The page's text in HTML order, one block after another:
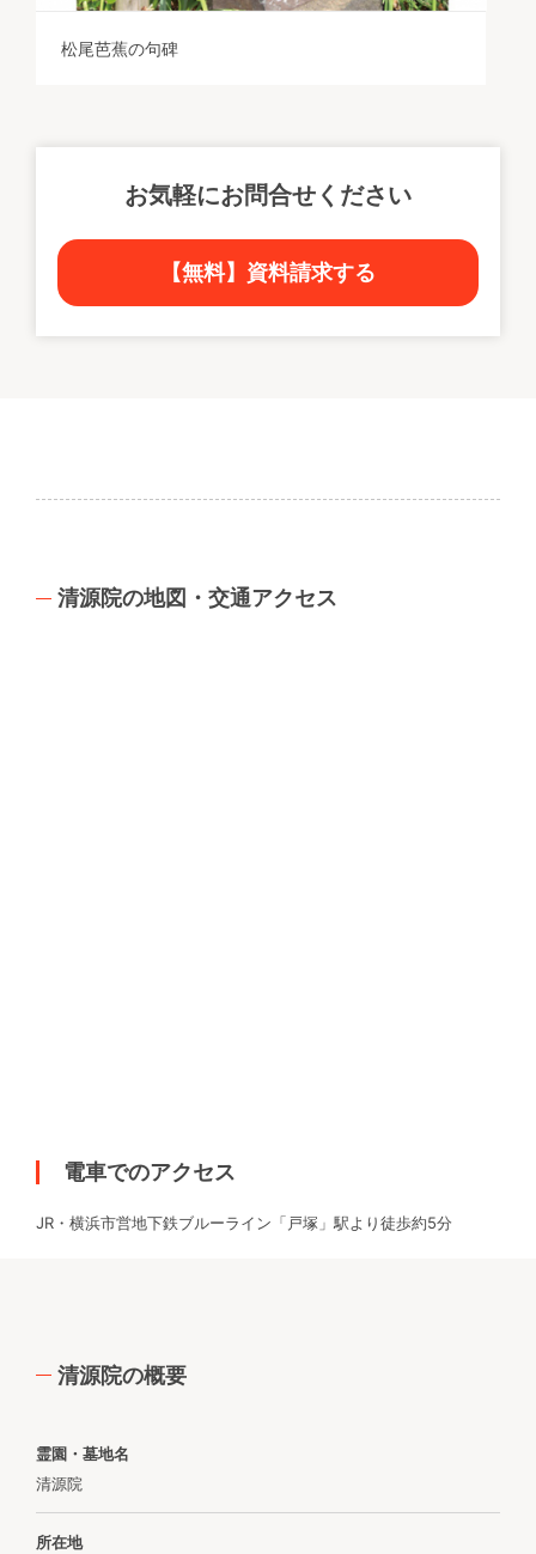
松尾芭蕉の句碑
お気軽にお問合せください
【無料】資料請求する
清源院の地図・交通アクセス
電車でのアクセス
JR・横浜市営地下鉄ブルーライン「戸塚」駅より徒歩約5分
清源院の概要
霊園・墓地名
清源院
所在地